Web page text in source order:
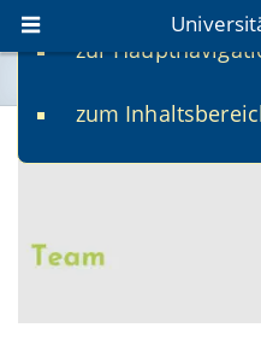
zur
zum
www.uni-
univis.uni-